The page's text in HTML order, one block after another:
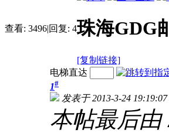
查看: 3496|回复: 4珠海GDG
[复制链接]
电梯直达
1#
发表于 2013-3-24 19:19:07
本帖最后由